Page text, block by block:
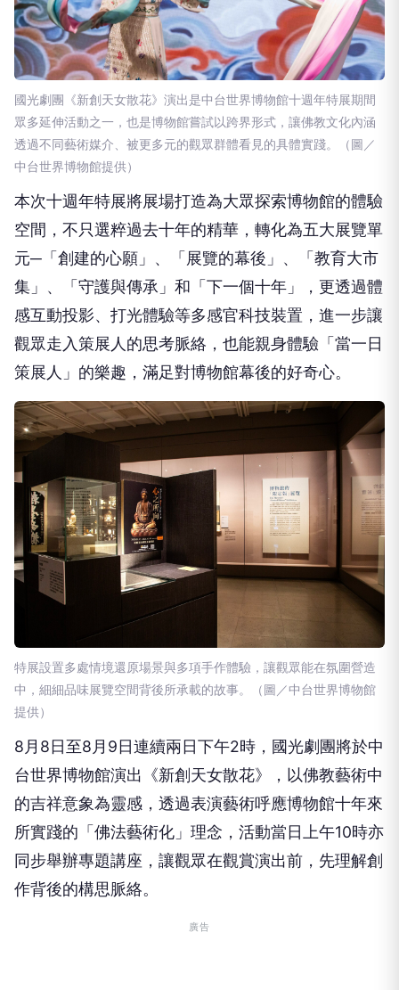
國光劇團《新創天⼥散花》演出是中台世界博物館⼗週年特展期間
眾多延伸活動之⼀，也是博物館嘗試以跨界形式，讓佛教⽂化內涵
透過不同藝術媒介、被更多元的觀眾群體看⾒的具體實踐。（圖／
中台世界博物館提供）
本次⼗週年特展將展場打造為⼤眾探索博物館的體驗
空間，不只選粹過去⼗年的精華，轉化為五⼤展覽單
元─「創建的⼼願」、「展覽的幕後」、「教育⼤市
集」、「守護與傳承」和「下⼀個⼗年」，更透過體
感互動投影、打光體驗等多感官科技裝置，進⼀步讓
觀眾⾛⼊策展⼈的思考脈絡，也能親⾝體驗「當⼀⽇
策展⼈」的樂趣，滿⾜對博物館幕後的好奇⼼。
特展設置多處情境還原場景與多項⼿作體驗，讓觀眾能在氛圍營造
中，細細品味展覽空間背後所承載的故事。（圖／中台世界博物館
提供）
8⽉8⽇⾄8⽉9⽇連續兩⽇下午2時，國光劇團將於中
台世界博物館演出《新創天⼥散花》，以佛教藝術中
的吉祥意象為靈感，透過表演藝術呼應博物館⼗年來
所實踐的「佛法藝術化」理念，活動當⽇上午10時亦
同步舉辦專題講座，讓觀眾在觀賞演出前，先理解創
作背後的構思脈絡。
廣告